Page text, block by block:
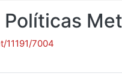
11191/7004